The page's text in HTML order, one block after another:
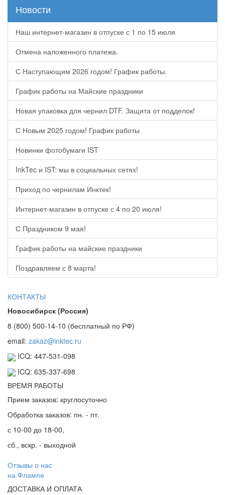
Новости
Наш интернет-магазин в отпуске с 1 по 15 июля
Отмена наложенного платежа.
С Наступающим 2026 годом! График работы.
График работы на Майские праздники
Новая упаковка для чернил DTF. Защита от подделок!
С Новым 2025 годом! График работы
Новинки фотобумаги IST
InkTec и IST: мы в социальных сетях!
Приход по чернилам Инктек!
Интернет-магазин в отпуске с 4 по 20 июля!
С Праздником 9 мая!
График работы на майские праздники
Поздравляем с 8 марта!
КОНТАКТЫ
Новосибирск (Россия)
8 (800) 500-14-10 (бесплатный по РФ)
email: zakaz@inktec.ru
ICQ: 447-531-098
ICQ: 635-337-698
ВРЕМЯ РАБОТЫ
Прием заказов: круглосуточно
Обработка заказов: пн. - пт.
с 10-00 до 18-00,
сб., вскр. - выходной
Отзывы о нас
на Флампе
ДОСТАВКА И ОПЛАТА